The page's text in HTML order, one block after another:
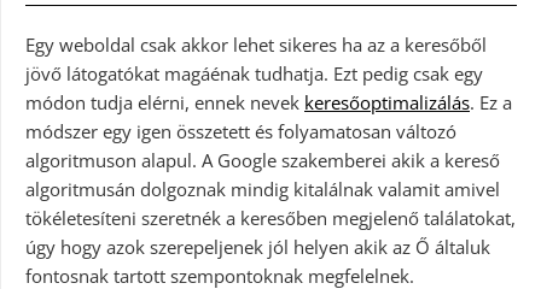
Egy weboldal csak akkor lehet sikeres ha az a keresőből
jövő látogatókat magáénak tudhatja. Ezt pedig csak egy
módon tudja elérni, ennek nevek keresőoptimalizálás. Ez a
módszer egy igen összetett és folyamatosan változó
algoritmuson alapul. A Google szakemberei akik a kereső
algoritmusán dolgoznak mindig kitalálnak valamit amivel
tökéletesíteni szeretnék a keresőben megjelenő találatokat,
úgy hogy azok szerepeljenek jól helyen akik az Ő általuk
fontosnak tartott szempontoknak megfelelnek.